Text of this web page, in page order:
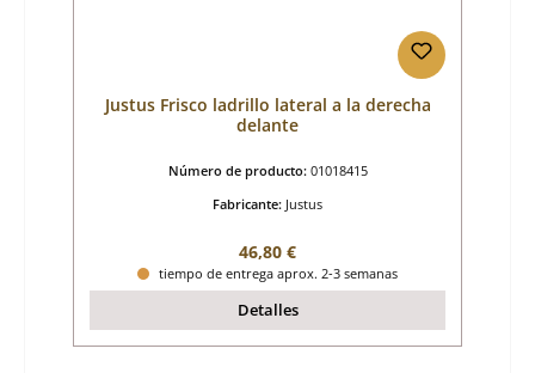
Justus Frisco ladrillo lateral a la derecha
delante
Número de producto: 01018415
Fabricante: Justus
Precio normal:
46,80 €
tiempo de entrega aprox. 2-3 semanas
Detalles